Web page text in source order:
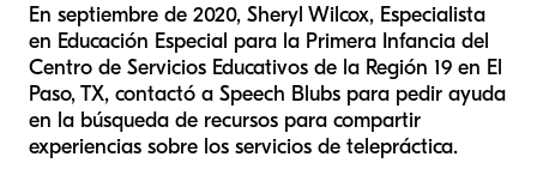
En septiembre de 2020, Sheryl Wilcox, Especialista
en Educación Especial para la Primera Infancia del
Centro de Servicios Educativos de la Región 19 en El
Paso, TX, contactó a Speech Blubs para pedir ayuda
en la búsqueda de recursos para compartir
experiencias sobre los servicios de telepráctica.